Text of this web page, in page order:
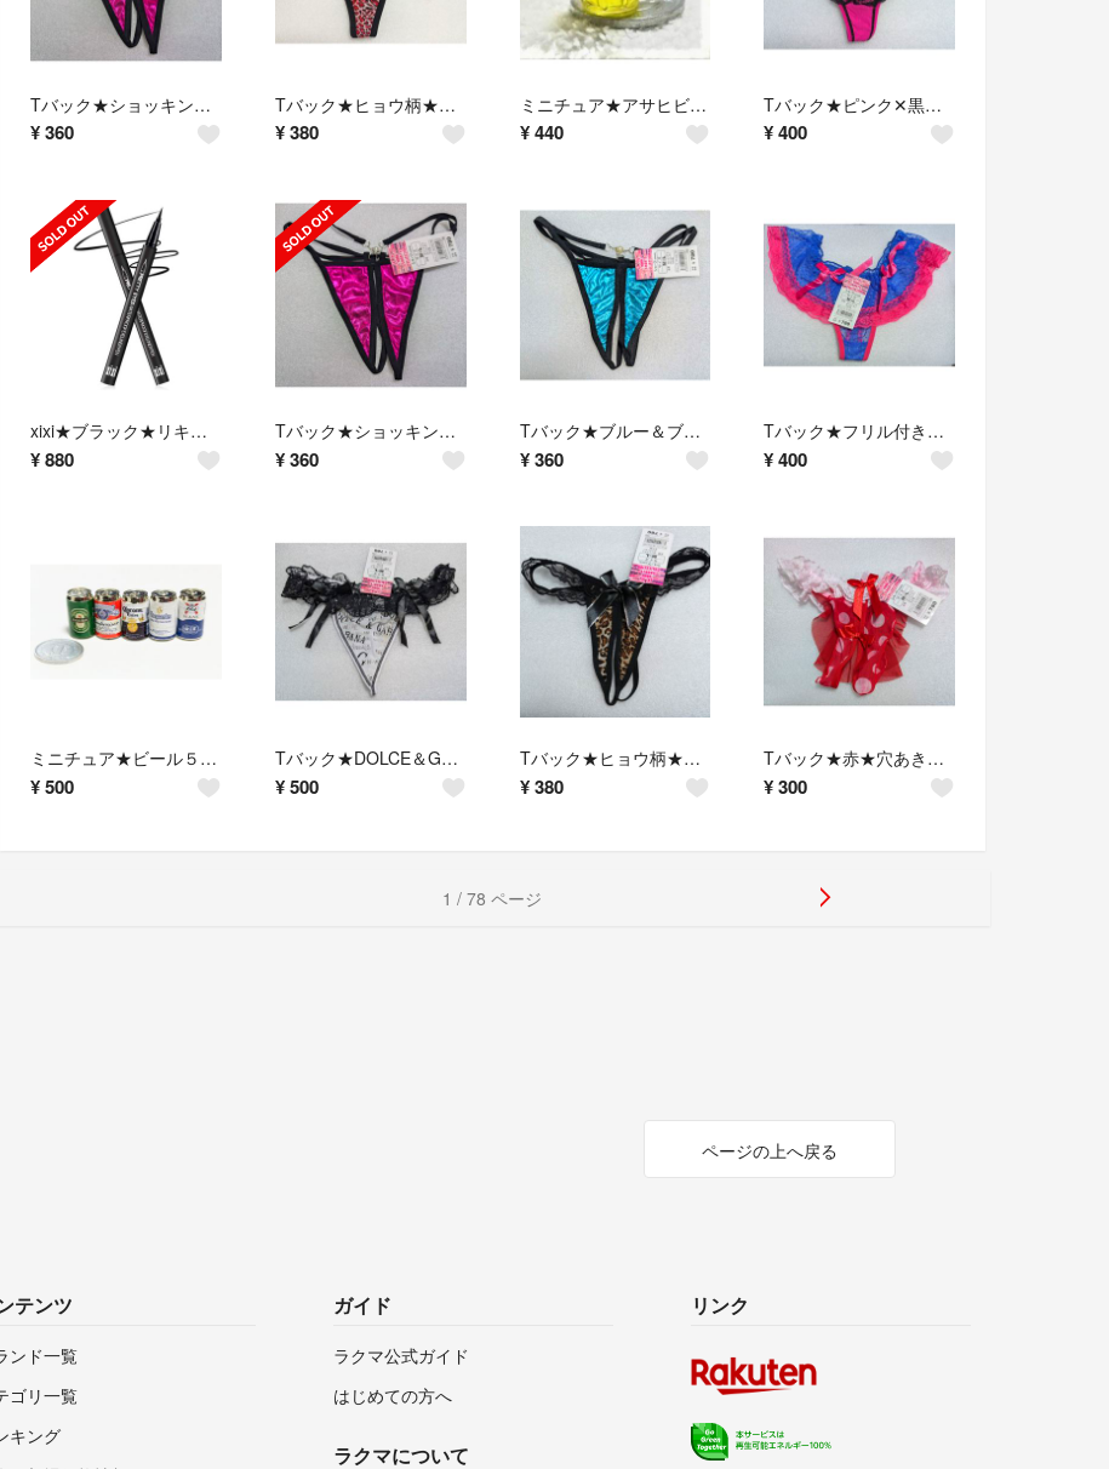
Tバック★ショッキングピンク＆ブラック★パール付★穴あきsexy★５４%OFF★
¥360
Tバック★ヒョウ柄★ブラウン系★ショーツ★M-Lサイズ★編み上げ★51%OFF★
¥380
ミニチュア★アサヒビール★生ビール★角ジョッキ★アサヒスーパードライ★ドールハウ
¥ 440
Tバック★ピンク✕黒★リボン★フリンジ★レース★49%OFF★
¥400
xixi★ブラック★リキッドアイライナー★シスターアン以上にハイレベル★1本★
¥880
Tバック★ショッキングピンク＆ブラック★パール付★穴あきsexy★５４%OFF★
¥360
Tバック★ブルー＆ブラック★パール付★穴あきsexy★５４%OFF★
¥ 360
Tバック★フリル付き★ブルー＆ピンク★レース★リボン付き♪４９%OFF★
¥400
ミニチュア★ビール５本セット★バドワイザー ハイネケン・コロナ等♪ドールハウス★
¥500
Tバック★DOLCE＆GABBANA★白＆黒★レース★36%OFF★
¥500
Tバック★ヒョウ柄★ブラウン系★穴あき★リボン★レース★51%OFF★
¥ 380
Tバック★赤★穴あき★水玉柄★訳あり激安★ヒップカバー付き★６２％OFF★
¥300
1 / 78 ページ
ページの上へ戻る
テンツ
ンド一覧
ゴリ一覧
キング
ガイド
ラクマ公式ガイド
はじめての方へ
ラクマについて
リンク